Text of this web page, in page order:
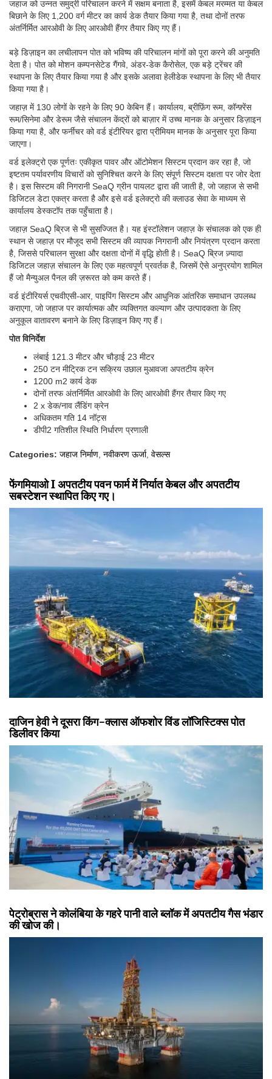
जहाज को उन्नत समुद्री परिचालन करने में सक्षम बनाता है, इसमें केबल मरम्मत या केबल
बिछाने के लिए 1,200 वर्ग मीटर का कार्य डेक तैयार किया गया है, तथा दोनों तरफ
अंतर्निर्मित आरओवी के लिए आरओवी हैंगर तैयार किए गए हैं।
बड़े डिज़ाइन का लचीलापन पोत को भविष्य की परिचालन मांगों को पूरा करने की अनुमति
देता है। पोत को मोशन कम्पनसेटेड गैंगवे, अंडर-डेक कैरोसेल, एक बड़े ट्रेंचर की
स्थापना के लिए तैयार किया गया है और इसके अलावा हेलीडेक स्थापना के लिए भी तैयार
किया गया है।
जहाज़ में 130 लोगों के रहने के लिए 90 केबिन हैं। कार्यालय, ब्रीफ़िंग रूम, कॉन्फ़्रेंस
रूम/सिनेमा और डेरूम जैसे संचालन केंद्रों को बाज़ार में उच्च मानक के अनुसार डिज़ाइन
किया गया है, और फर्नीचर को वर्ड इंटीरियर द्वारा प्रीमियम मानक के अनुसार पूरा किया
जाएगा।
वर्ड इलेक्ट्रो एक पूर्णतः एकीकृत पावर और ऑटोमेशन सिस्टम प्रदान कर रहा है, जो
इष्टतम पर्यावरणीय विचारों को सुनिश्चित करने के लिए संपूर्ण सिस्टम दक्षता पर जोर देता
है। इस सिस्टम की निगरानी SeaQ ग्रीन पायलट द्वारा की जाती है, जो जहाज से सभी
डिजिटल डेटा एकत्र करता है और इसे वर्ड इलेक्ट्रो की क्लाउड सेवा के माध्यम से
कार्यालय डेस्कटॉप तक पहुँचाता है।
जहाज़ SeaQ ब्रिज से भी सुसज्जित है। यह इंस्टॉलेशन जहाज़ के संचालक को एक ही
स्थान से जहाज़ पर मौजूद सभी सिस्टम की व्यापक निगरानी और नियंत्रण प्रदान करता
है, जिससे परिचालन सुरक्षा और दक्षता दोनों में वृद्धि होती है। SeaQ ब्रिज ज़्यादा
डिजिटल जहाज़ संचालन के लिए एक महत्वपूर्ण प्रवर्तक है, जिसमें ऐसे अनुप्रयोग शामिल
हैं जो मैन्युअल पैनल की ज़रूरत को कम करते हैं।
वर्ड इंटीरियर्स एचवीएसी-आर, पाइपिंग सिस्टम और आधुनिक आंतरिक समाधान उपलब्ध
कराएगा, जो जहाज पर कार्यात्मक और व्यक्तिगत कल्याण और उत्पादकता के लिए
अनुकूल वातावरण बनाने के लिए डिज़ाइन किए गए हैं।
पोत विनिर्देश
लंबाई 121.3 मीटर और चौड़ाई 23 मीटर
250 टन मीट्रिक टन सक्रिय उछाल मुआवजा अपतटीय क्रेन
1200 m2 कार्य डेक
दोनों तरफ अंतर्निर्मित आरओवी के लिए आरओवी हैंगर तैयार किए गए
2 x डेक/नाव लैंडिंग क्रेन
अधिकतम गति 14 नॉट्स
डीपी2 गतिशील स्थिति निर्धारण प्रणाली
Categories: जहाज निर्माण नवीकरण ऊर्जा, वेसल्स
फेंगमियाओ I अपतटीय पवन फार्म में निर्यात केबल और अपतटीय
सबस्टेशन स्थापित किए गए।
दाजिन हेवी ने दूसरा किंग-क्लास ऑफशोर विंड लॉजिस्टिक्स पोत
डिलीवर किया
पेट्रोब्रास ने कोलंबिया के गहरे पानी वाले ब्लॉक में अपतटीय गैस भंडार
की खोज की।